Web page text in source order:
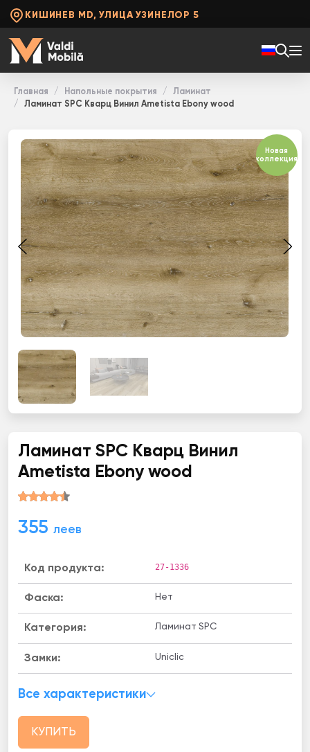
КИШИНЕВ MD, УЛИЦА УЗИНЕЛОР 5
Главная Напольные покрытия
Ламинат
Ламинат SPC Кварц Винил Ametista Ebony wood
Новая
коллекция
Ламинат SPC Кварц Винил
Ametista Ebony wood
355 леев
Код продукта: 27-1336
Фаска: Нет
Категория: Ламинат SPC
Замки: Uniclic
Все характеристики
КУПИТЬ